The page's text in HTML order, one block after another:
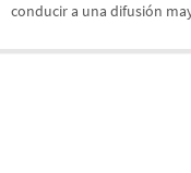
conducir a una difusión